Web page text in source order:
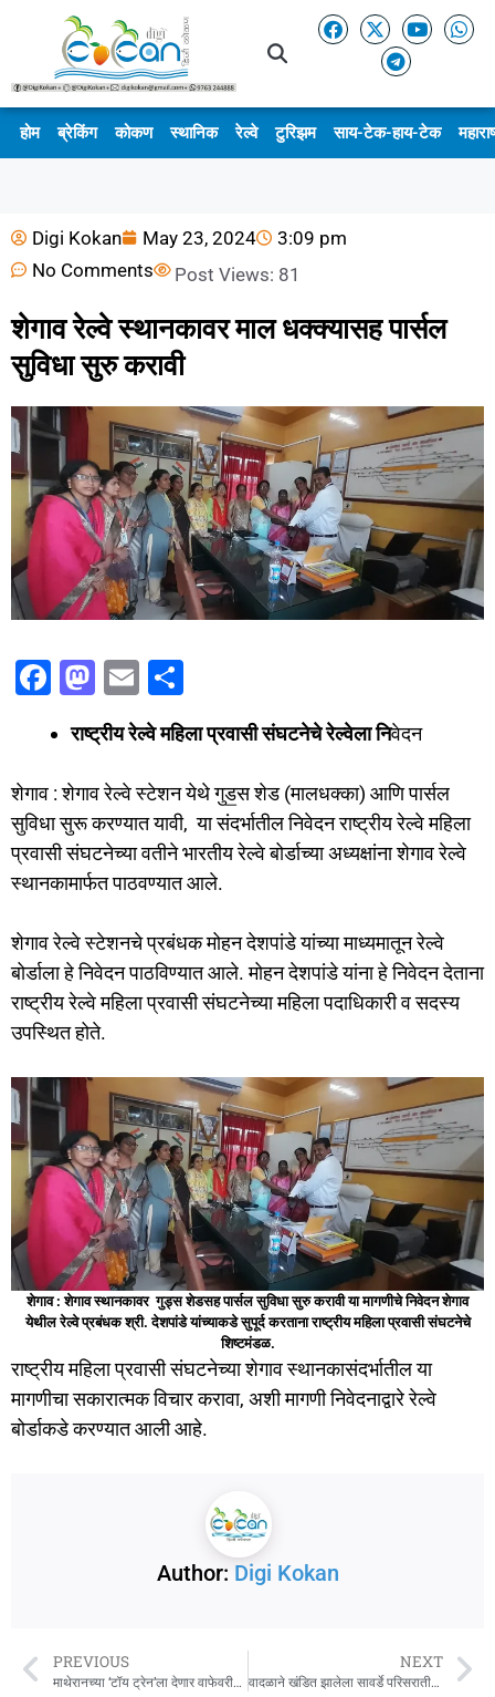
होम ब्रेकिंग कोकण स्थानिक रेल्वे टुरिझम साय-टेक-हाय-टेक
Digi Kokan May 23, 2024
3:09 pm
No Comments
Post Views: 81
शेगाव रेल्वे स्थानकावर माल धक्क्यासह पार्सल
सुविधा सुरु करावी
F
c
e
b
o
o
k
M
a
st
o
d
o
n
E
m
ai
l
ar
e
राष्ट्रीय रेल्वे महिला प्रवासी संघटनेचे रेल्वेला निवेदन
शेगाव : शेगाव रेल्वे स्टेशन येथे गुड॒स शेड (मालधक्का) आणि पार्सल
सुविधा सुरू करण्यात यावी, या संदर्भातील निवेदन राष्ट्रीय रेल्वे महिला
प्रवासी संघटनेच्या वतीने भारतीय रेल्वे बोर्डाच्या अध्यक्षांना शेगाव रेल्वे
स्थानकामार्फत पाठवण्यात आले.
शेगाव रेल्वे स्टेशनचे प्रबंधक मोहन देशपांडे यांच्या माध्यमातून रेल्वे
बोर्डाला हे निवेदन पाठविण्यात आले. मोहन देशपांडे यांना हे निवेदन देताना
राष्ट्रीय रेल्वे महिला प्रवासी संघटनेच्या महिला पदाधिकारी व सदस्य
उपस्थित होते.
शेगाव : शेगाव स्थानकावर गुड्स शेडसह पार्सल सुविधा सुरु करावी या मागणीचे निवेदन शेगाव
येथील रेल्वे प्रबंधक श्री. देशपांडे यांच्याकडे सुपूर्द करताना राष्ट्रीय महिला प्रवासी संघटनेचे
शिष्टमंडळ.
राष्ट्रीय महिला प्रवासी संघटनेच्या शेगाव स्थानकासंदर्भातील या
मागणीचा सकारात्मक विचार करावा, अशी मागणी निवेदनाद्वारे रेल्वे
बोर्डाकडे करण्यात आली आहे.
Author: Digi Kokan
PREVIOUS
माथेरानच्या ‘टॉय ट्रेन’ला देणार वाफेवरील इंजिनचा ‘लूक’
NEXT
वादळाने खंडित झालेला सावर्डे परिसरातील साडेतेरा हजार ग्राहकांचा वीज पुरवठा सुरळीत